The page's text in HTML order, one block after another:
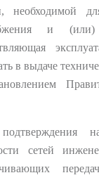
необходимой
и (или)
в выдаче
сетей